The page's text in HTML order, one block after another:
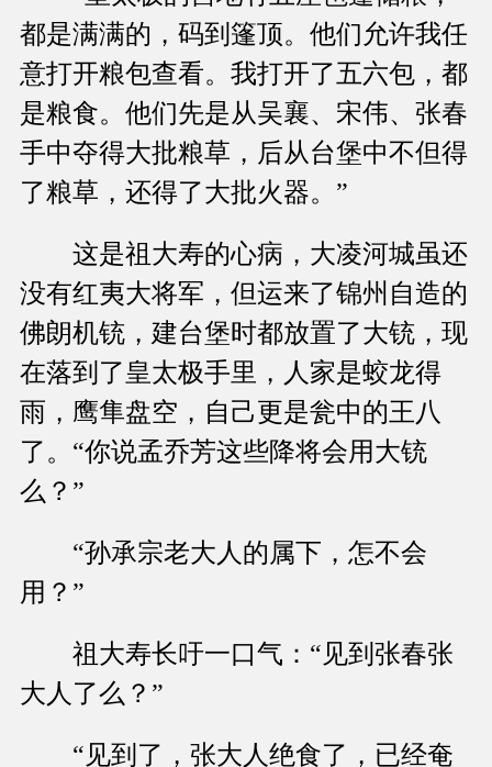
都是满满的，码到篷顶。他们允许我任
意打开粮包查看。我打开了五六包，都
是粮食。他们先是从吴襄、宋伟、张春
手中夺得大批粮草，后从台堡中不但得
了粮草，还得了大批火器。”
这是祖大寿的心病，大凌河城虽还
没有红夷大将军，但运来了锦州自造的
佛朗机铳，建台堡时都放置了大铳，现
在落到了皇太极手里，人家是蛟龙得
雨，鹰隼盘空，自己更是瓮中的王八
了。“你说孟乔芳这些降将会用大铳
么？”
“孙承宗老大人的属下，怎不会
用？”
祖大寿长吁一口气：“见到张春张
大人了么？”
“见到了，张大人绝食了，已经奄